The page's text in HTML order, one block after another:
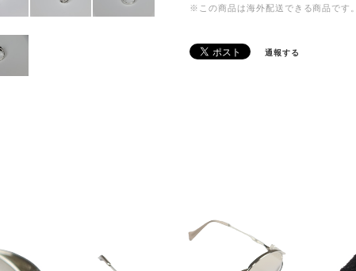
※この商品は海外配送できる商品です。
通報する